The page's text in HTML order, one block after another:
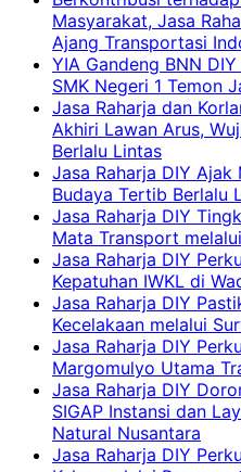
Masyarakat, Jasa
Ajang Transportasi
YIA Gandeng BNN
SMK Negeri 1 Temon
Jasa Raharja dan
Akhiri Lawan Arus,
Berlalu Lintas
Jasa Raharja DIY
Budaya Tertib Berlalu
Jasa Raharja DIY
Mata Transport
Jasa Raharja DIY
Kepatuhan IWKL di
Jasa Raharja DIY
Kecelakaan melalui
Jasa Raharja DIY
Margomulyo Utama
Jasa Raharja DIY
SIGAP Instansi dan
Natural Nusantara
Jasa Raharja DIY